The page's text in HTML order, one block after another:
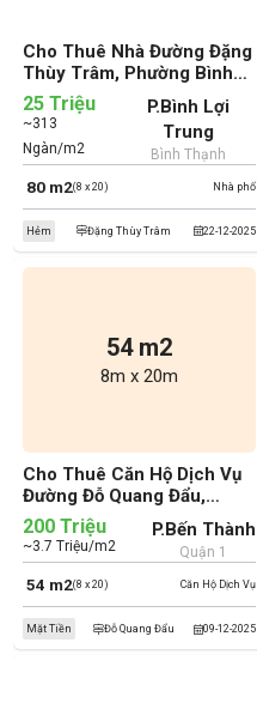
Cho Thuê Nhà Đường Đặng
Thùy Trâm, Phường Bình
Lợi Trung, Quận Bình
Thạnh (cũ)
Nhà phố
80 m2(8 x 20)
25 Triệu
~313
Ngàn/m2
P.Bình Lợi
Trung
Bình Thạnh
22-12-2025
Hẻm Đặng Thùy Trâm
54 m2
8m x 20m
Cho Thuê Căn Hộ Dịch Vụ
Đường Đỗ Quang Đẩu,
Phường Bến Thành, Quận 1
(cũ)
Căn Hộ Dịch Vụ
54 m2(8 x 20)
200 Triệu
~3.7 Triệu/m2
P.Bến Thành
Quận 1
09-12-2025
Mặt Tiền Đỗ Quang Đẩu